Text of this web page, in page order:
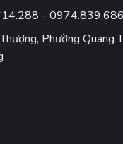
- 0974.839.686
Phường Quang